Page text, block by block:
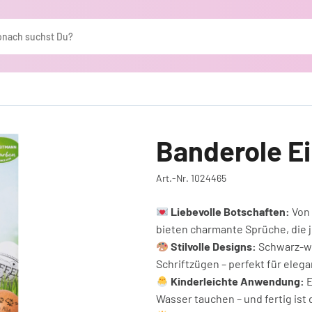
1024465 Banderole Ei love you
Banderole
Art.-Nr. 1024465
Liebevolle Botschaften:
bieten charmante Sprüche, die
Stilvolle Designs: Schwarz-
Schriftzügen – perfekt für
Kinderleichte Anwendung:
Wasser tauchen – und fertig